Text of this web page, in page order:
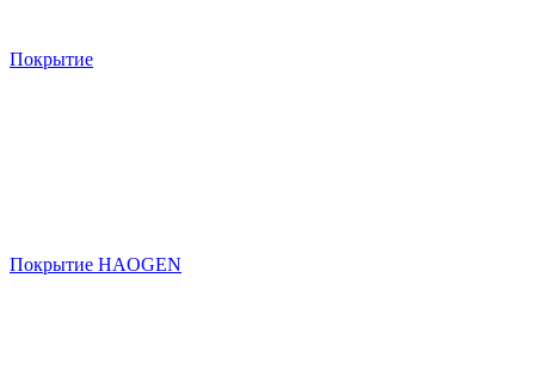
Покрытие
Покрытие HAOGEN